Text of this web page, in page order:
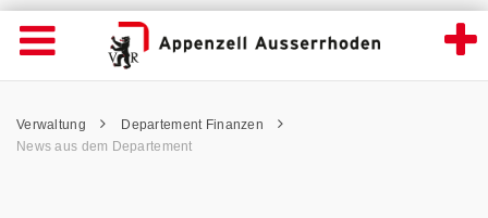
News aus dem Departement - Appenzell
Wichtige
Seiten
Home
Inhalt
Kontakt
Navigation öffnen
Inhalt
Pfadnavigation
Verwaltung
Departement Finanzen
News aus dem Departement